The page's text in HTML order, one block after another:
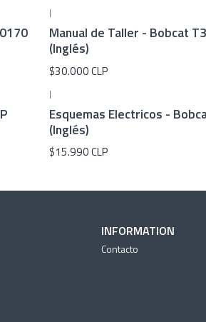
|
Manual de Taller - Bobcat
(Inglés)
$30.000 CLP
|
Esquemas Electricos -
(Inglés)
$15.990 CLP
INFORMATION
Contacto